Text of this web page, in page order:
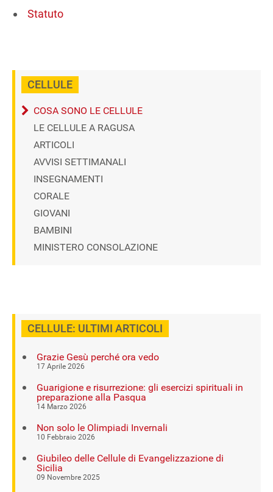
Statuto
CELLULE
COSA SONO LE CELLULE
LE CELLULE A RAGUSA
ARTICOLI
AVVISI SETTIMANALI
INSEGNAMENTI
CORALE
GIOVANI
BAMBINI
MINISTERO CONSOLAZIONE
CELLULE: ULTIMI ARTICOLI
Grazie Gesù perché ora vedo
17 Aprile 2026
Guarigione e risurrezione: gli esercizi spirituali in
preparazione alla Pasqua
14 Marzo 2026
Non solo le Olimpiadi Invernali
10 Febbraio 2026
Giubileo delle Cellule di Evangelizzazione di
Sicilia
09 Novembre 2025